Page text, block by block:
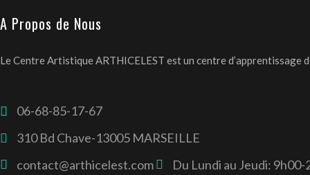
A Propos de Nous
Le Centre Artistique ARTHICELEST est un centre d’apprentissage
06-68-85-17-67
310 Bd Chave-13005 MARSEILLE
contact@arthicelest.com
Du Lundi au Jeudi: 9h00-